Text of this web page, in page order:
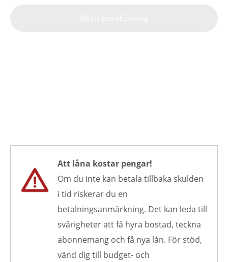
Att låna kostar pengar!
Om du inte kan betala tillbaka skulden
i tid riskerar du en
betalningsanmärkning. Det kan leda till
svårigheter att få hyra bostad, teckna
abonnemang och få nya lån. För stöd,
vänd dig till budget- och